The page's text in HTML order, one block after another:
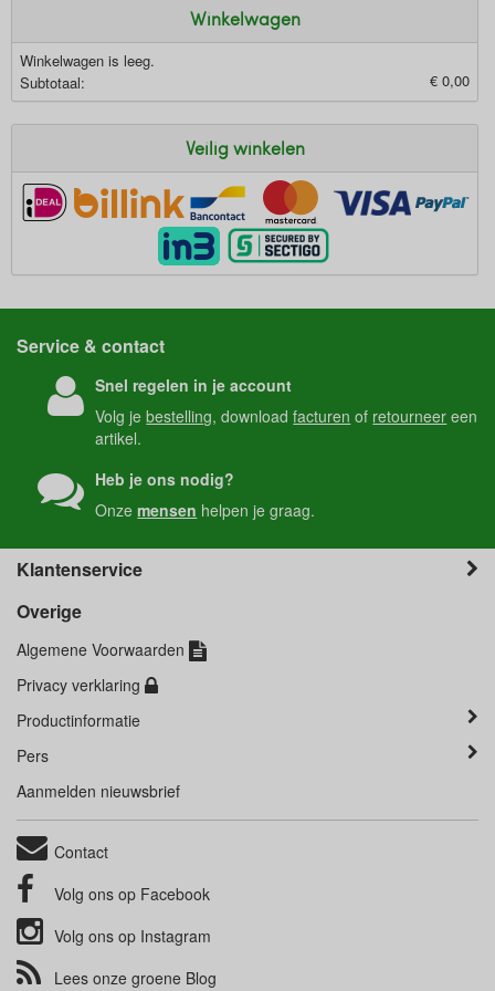
Winkelwagen
Winkelwagen is leeg.
Subtotaal:
€ 0,00
Veilig winkelen
Service & contact
Snel regelen in je account
Volg jebestelling, downloadfacturen of retourneer een
artikel.
Heb je ons nodig?
Onzemensen helpen je graag.
Klantenservice
Overige
Algemene Voorwaarden
Privacy verklaring
Productinformatie
Pers
Aanmelden nieuwsbrief
Contact
Volg ons op Facebook
Volg ons op Instagram
Lees onze groene Blog